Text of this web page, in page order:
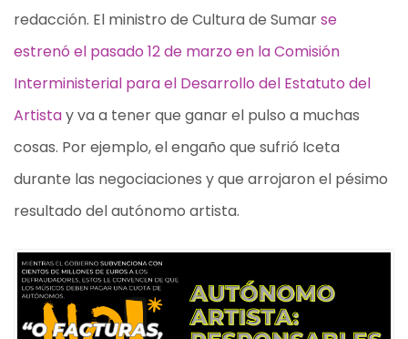
redacción. El ministro de Cultura de Sumarse
estrenó el pasado 12 de marzo en la Comisión
Interministerial para el Desarrollo del Estatuto del
Artistay va a tener que ganar el pulso a muchas
cosas. Por ejemplo, el engaño que sufrió Iceta
durante las negociaciones y que arrojaron el pésimo
resultado del autónomo artista.